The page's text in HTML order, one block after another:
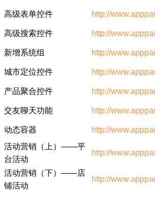
高级表单控件 http://
高级搜索控件 http://
新增系统组 http://
城市定位控件 http://
产品聚合控件 http://
交友聊天功能 http://
动态容器
http://
活动营销（上）——平
台活动
http://
活动营销（下）——店
铺活动
http://